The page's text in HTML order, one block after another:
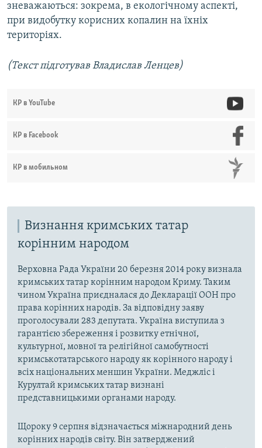
зневажаються: зокрема, в екологічному аспекті,
при видобутку корисних копалин на їхніх
територіях.
(Текст підготував Владислав Ленцев)
КР в YouTube
КР в Facebook
КР в мобильном
Визнання кримських татар
корінним народом
Верховна Рада України 20 березня 2014 року визнала
кримських татар корінним народом Криму. Таким
чином Україна приєдналася до Декларації ООН про
права корінних народів. За відповідну заяву
проголосували 283 депутата. Україна виступила з
гарантією збереження і розвитку етнічної,
культурної, мовної та релігійної самобутності
кримськотатарського народу як корінного народу і
всіх національних меншин України. Меджліс і
Курултай кримських татар визнані
представницькими органами народу.
Щороку 9 серпня відзначається міжнародний день
корінних народів світу. Він затверджений